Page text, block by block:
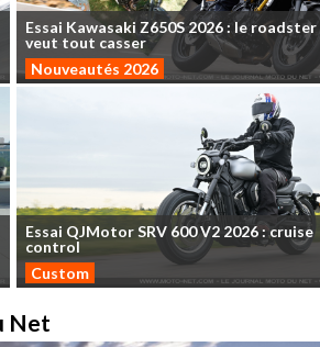
Essai Kawasaki Z650S2026: le roadster
veut tout casser
Nouveautés 2026
Essai QJMotorSRV 600V2 2026: cruise
control
Custom
Net